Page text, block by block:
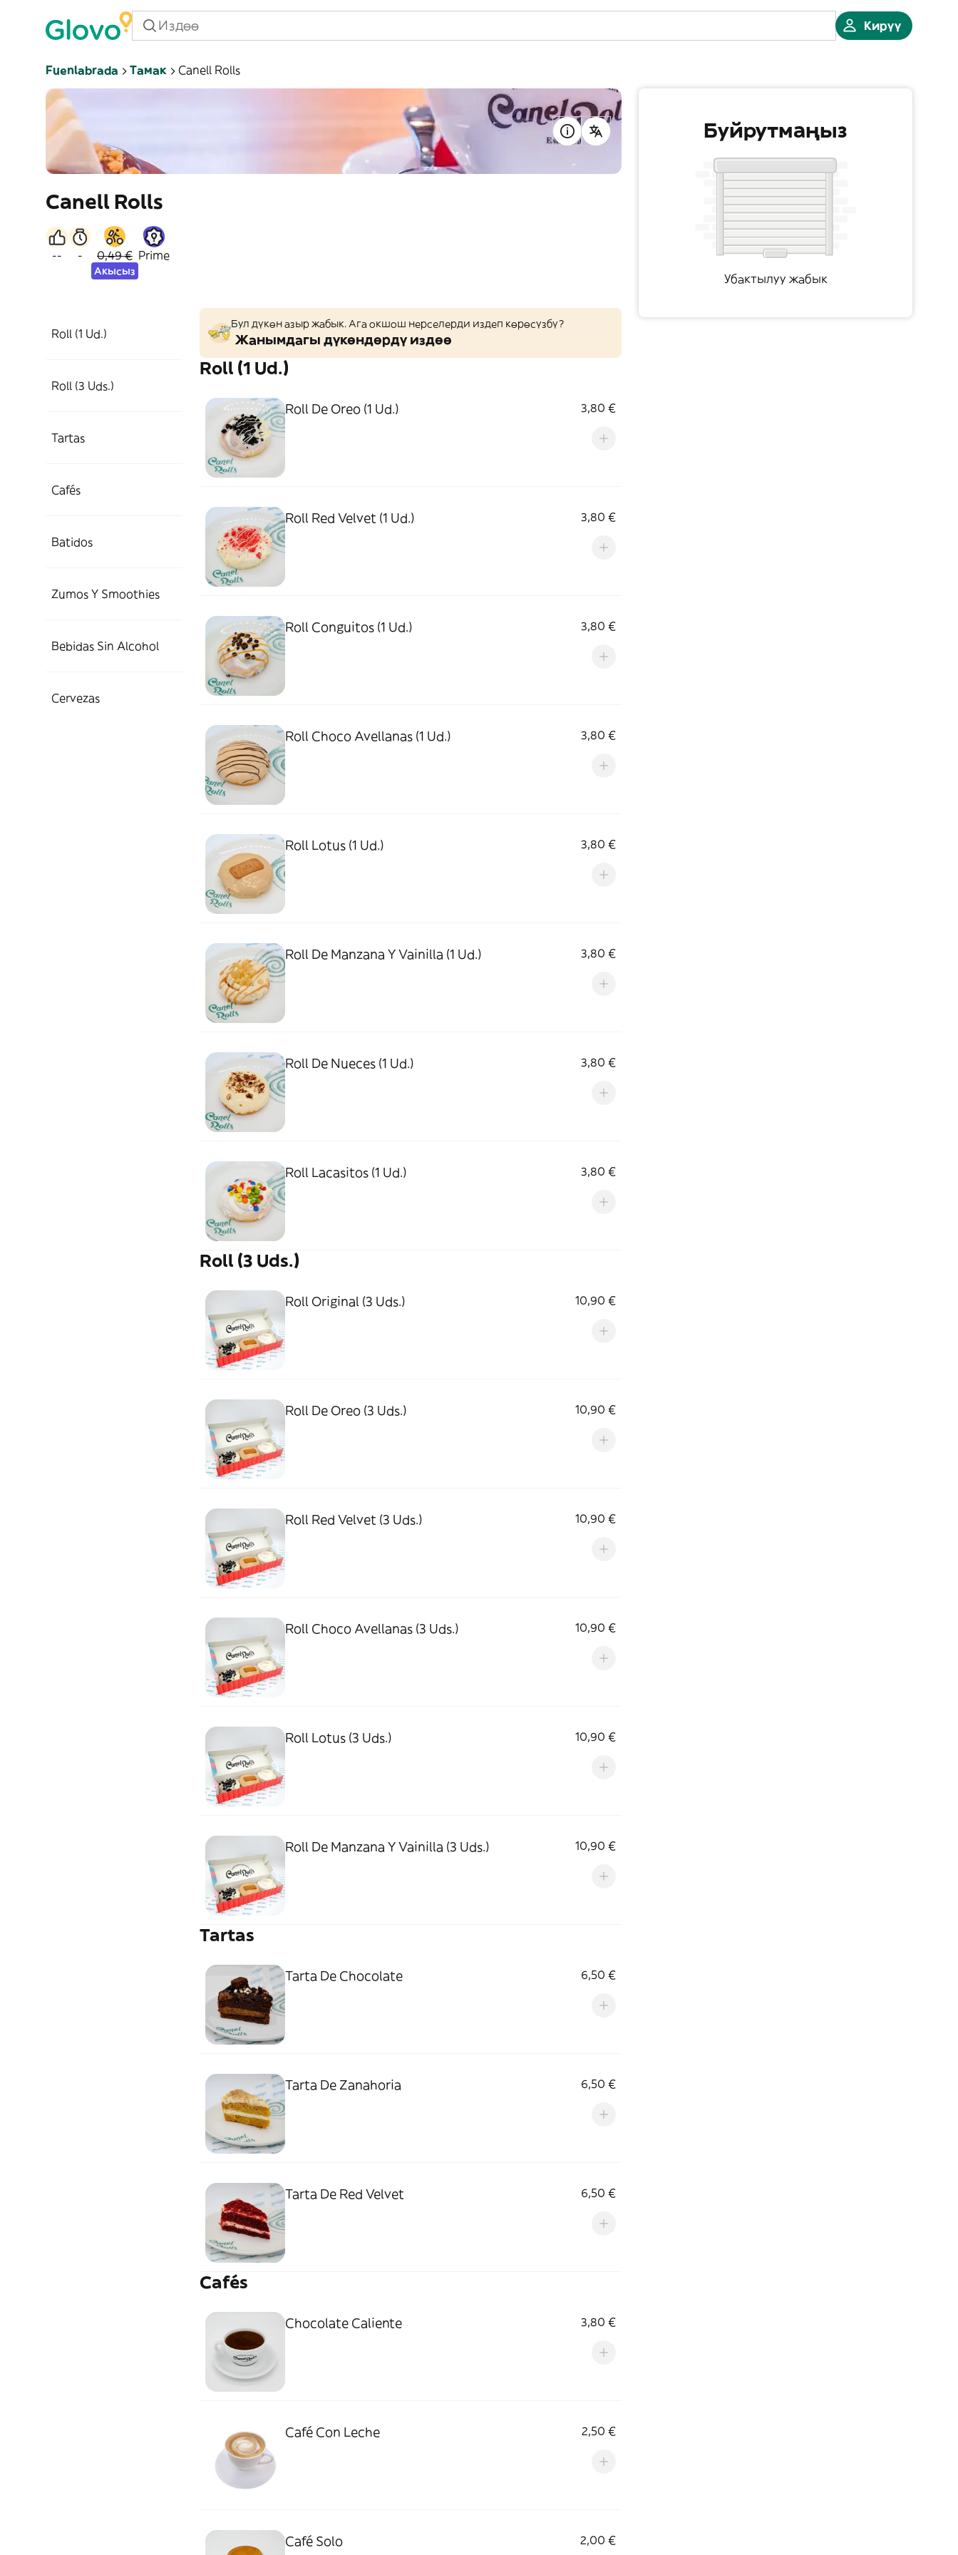
Кирүү
Fuenlabrada Тамак Canell Rolls
Canell Rolls
-- - 0,49 €
Акысыз
Prime
Roll (1 Ud.)
Roll (3 Uds.)
Tartas
Cafés
Batidos
Zumos Y Smoothies
Bebidas Sin Alcohol
Cervezas
Бул дүкөн азыр жабык. Ага окшош нерселерди издеп көрөсүзбү?
Жанымдагы дүкөндөрдү издөө
Roll (1 Ud.)
Roll De Oreo (1 Ud.) 3,80 €
Roll Red Velvet (1 Ud.) 3,80 €
Roll Conguitos (1 Ud.) 3,80 €
Roll Choco Avellanas (1 Ud.) 3,80 €
Roll Lotus (1 Ud.) 3,80 €
Roll De Manzana Y Vainilla (1 Ud.) 3,80 €
Roll De Nueces (1 Ud.) 3,80 €
Roll Lacasitos (1 Ud.) 3,80 €
Roll (3 Uds.)
Roll Original (3 Uds.) 10,90 €
Roll De Oreo (3 Uds.) 10,90 €
Roll Red Velvet (3 Uds.) 10,90 €
Roll Choco Avellanas (3 Uds.) 10,90 €
Roll Lotus (3 Uds.) 10,90 €
Roll De Manzana Y Vainilla (3 Uds.) 10,90 €
Tartas
Tarta De Chocolate 6,50 €
Tarta De Zanahoria 6,50 €
Tarta De Red Velvet 6,50 €
Cafés
Chocolate Caliente 3,80 €
Café Con Leche 2,50 €
Café Solo 2,00 €
Буйрутмаңыз
Убактылуу жабык